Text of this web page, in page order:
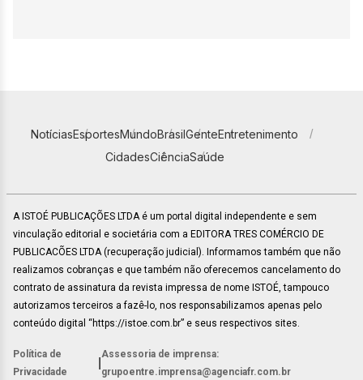
NotíciasEsportesMundoBrasilGenteEntretenimento
CidadesCiênciaSaúde
A ISTOÉ PUBLICAÇÕES LTDA é um portal digital independente e sem
vinculação editorial e societária com a EDITORA TRES COMÉRCIO DE
PUBLICACÕES LTDA (recuperação judicial). Informamos também que não
realizamos cobranças e que também não oferecemos cancelamento do
contrato de assinatura da revista impressa de nome ISTOÉ, tampouco
autorizamos terceiros a fazê-lo, nos responsabilizamos apenas pelo
conteúdo digital “https://istoe.com.br” e seus respectivos sites.
Política de
Privacidade
Assessoria de imprensa:
grupoentre.imprensa@agenciafr.com.br